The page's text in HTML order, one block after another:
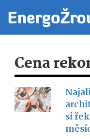
Cena
si